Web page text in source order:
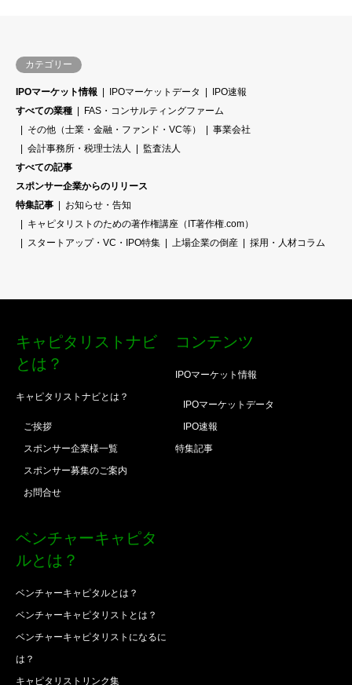
カテゴリー
IPOマーケット情報 IPOマーケットデータ
IPO速報
すべての業種
FAS・コンサルティングファーム
その他（士業・金融・ファンド・VC等）
事業会社
会計事務所・税理士法人
監査法人
すべての記事
スポンサー企業からのリリース
特集記事
お知らせ・告知
キャピタリストのための著作権講座（IT著作権.com）
スタートアップ・VC・IPO特集
上場企業の倒産 採用・人材コラム
キャピタリストナビ
とは？
キャピタリストナビとは？
ご挨拶
スポンサー企業様一覧
スポンサー募集のご案内
お問合せ
コンテンツ
IPOマーケット情報
IPOマーケットデータ
IPO速報
特集記事
ベンチャーキャピタ
ルとは？
ベンチャーキャピタルとは？
ベンチャーキャピタリストとは？
ベンチャーキャピタリストになるに
は？
キャピタリストリンク集